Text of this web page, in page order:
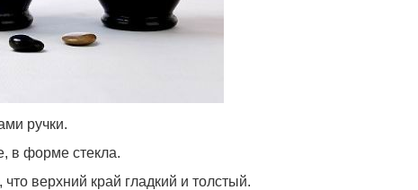
ручки.
в форме стекла.
верхний край гладкий и толстый.